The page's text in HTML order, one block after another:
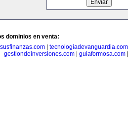
dominios en venta:
susfinanzas.com| tecnologiadevanguardia.com
gestiondeinversiones.com| guiaformosa.com